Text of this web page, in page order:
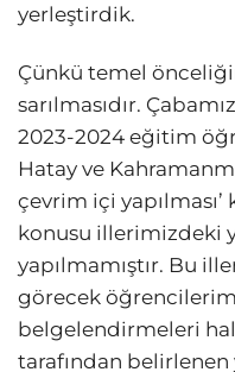
yerleştirdik.
Çünkü temel
sarılmasıdır.
2023-2024 eğitim
Hatay ve
çevrim içi
konusu illerimizdeki
yapılmamıştır. Bu
görecek
belgelendirmeleri
tarafından